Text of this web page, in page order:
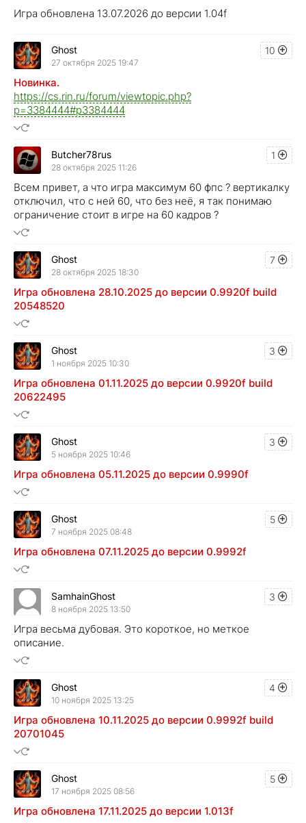
Игра обновлена 13.07.2026 до версии 1.04f
10
Ghost
27 октября 2025 19:47
Новинка.
https://cs.rin.ru/forum/viewtopic.php?
p=3384444#p3384444
1
Butcher78rus
28 октября 2025 11:26
Всем привет, а что игра максимум 60 фпс ? вертикалку
отключил, что с ней 60, что без неё, я так понимаю
ограничение стоит в игре на 60 кадров ?
7
Ghost
28 октября 2025 18:30
Игра обновлена 28.10.2025 до версии 0.9920f build
20548520
3
Ghost
1 ноября 2025 10:30
Игра обновлена 01.11.2025 до версии 0.9920f build
20622495
3
Ghost
5 ноября 2025 10:46
Игра обновлена 05.11.2025 до версии 0.9990f
5
Ghost
7 ноября 2025 08:48
Игра обновлена 07.11.2025 до версии 0.9992f
3
SamhainGhost
8 ноября 2025 13:50
Игра весьма дубовая. Это короткое, но меткое
описание.
4
Ghost
10 ноября 2025 13:25
Игра обновлена 10.11.2025 до версии 0.9992f build
20701045
5
Ghost
17 ноября 2025 08:56
Игра обновлена 17.11.2025 до версии 1.013f